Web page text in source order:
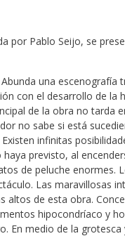
por Pablo Seijo, se
una escenografía
con el desarrollo de la
de la obra no tarda
no sabe si está
infinitas
previsto, al
de peluche enormes.
Las maravillosas
altos de esta obra.
hipocondríaco y
En medio de la grotesca